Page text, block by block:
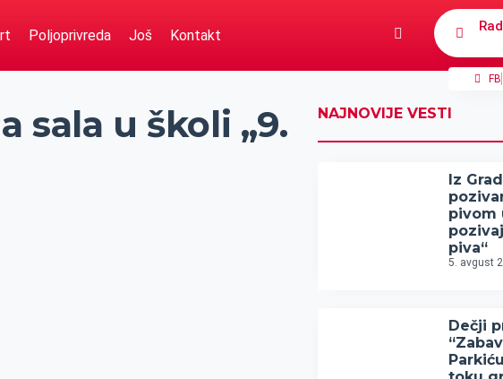
Poljoprivreda Još Kontakt
FB
sala u školi „9.
NAJNOVIJE VESTI
Iz
pivom
piva“
5. avgust
Dečji